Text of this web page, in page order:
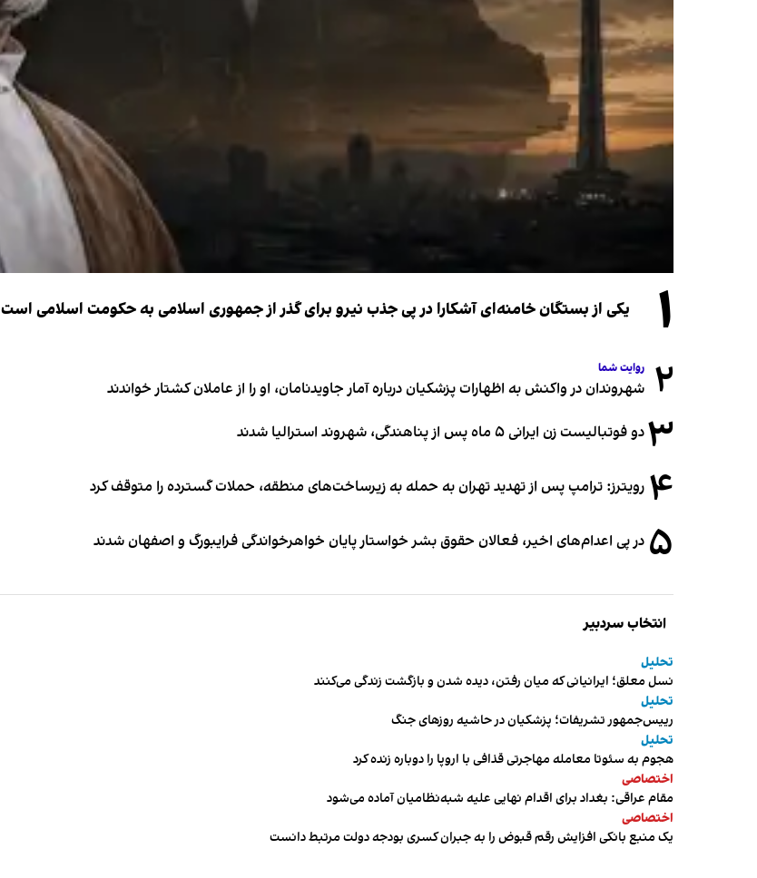
۱ یکی از بستگان خامنه‌ای آشکارا در پی جذب نیرو برای گذر از جمهوری اسلامی به حکومت اسلامی است
۲ روایت شما
شهروندان در واکنش به اظهارات پزشکیان درباره آمار جاویدنامان، او را از عاملان کشتار خواندند
۳دو فوتبالیست زن ایرانی ۵ ماه پس از پناهندگی، شهروند استرالیا شدند
۴ رویترز: ترامپ پس از تهدید تهران به حمله به زیرساخت‌های منطقه، حملات گسترده را متوقف کرد
۵ در پی اعدام‌های اخیر، فعالان حقوق بشر خواستار پایان خواهرخواندگی فرایبورگ و اصفهان شدند
انتخاب سردبیر
تحلیل
نسل معلق؛ ایرانیانی که میان رفتن، دیده شدن و بازگشت زندگی می‌کنند
تحلیل
رییس‌جمهور تشریفات؛ پزشکیان در حاشیه روزهای جنگ
تحلیل
هجوم به سئوتا معامله مهاجرتی قذافی با اروپا را دوباره زنده کرد
اختصاصی
مقام عراقی: بغداد برای اقدام نهایی علیه شبه‌نظامیان آماده می‌شود
اختصاصی
یک منبع بانکی افزایش رقم قبوض را به جبران کسری بودجه دولت مرتبط دانست